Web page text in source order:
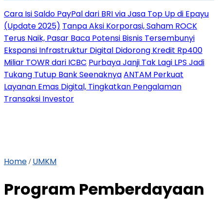
Cara Isi Saldo PayPal dari BRI via Jasa Top Up di Epayu
(Update 2025) Tanpa Aksi Korporasi, Saham ROCK
Terus Naik, Pasar Baca Potensi Bisnis Tersembunyi
Ekspansi Infrastruktur Digital Didorong Kredit Rp400
Miliar TOWR dari ICBC Purbaya Janji Tak Lagi LPS Jadi
Tukang Tutup Bank SeenaknyaANTAM Perkuat
Layanan Emas Digital, Tingkatkan Pengalaman
Transaksi Investor
Home / UMKM
Program Pemberdayaan